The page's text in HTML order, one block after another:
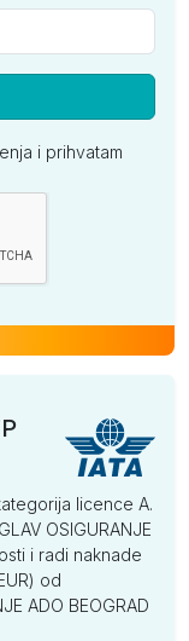
i prihvatam
licence A.
OSIGURANJE
i radi naknade
od
ADO BEOGRAD